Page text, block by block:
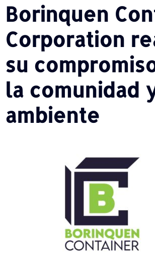
Borinquen
Corporation
su
la comunidad
ambiente